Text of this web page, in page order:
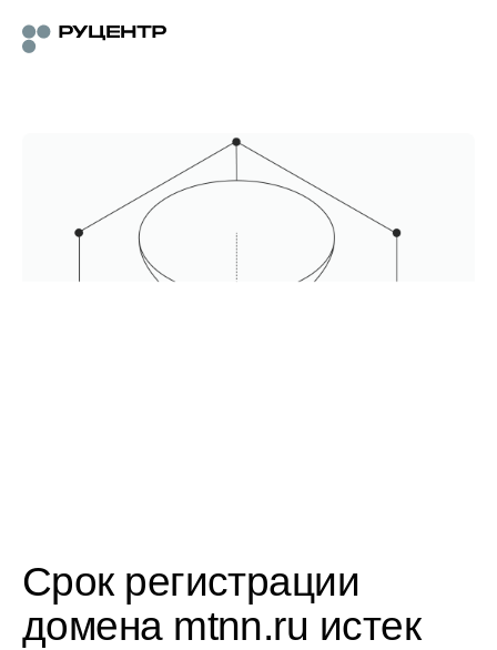
Срок регистрации
домена mtnn.ru истек